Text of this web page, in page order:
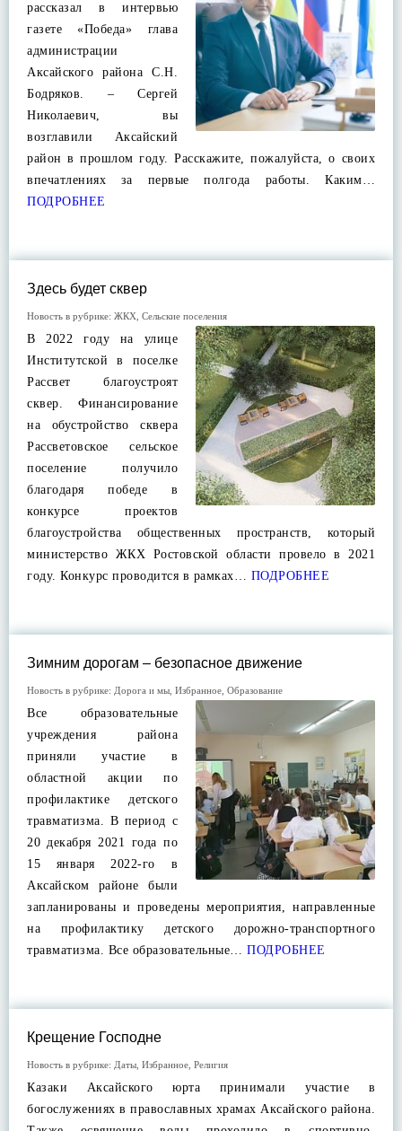
рассказал в интервью
газете «Победа» глава
администрации
Аксайского района С.Н.
Бодряков. – Сергей
Николаевич, вы
возглавили Аксайский
район в прошлом году. Расскажите, пожалуйста, о своих
впечатлениях за первые полгода работы. Каким…
ПОДРОБНЕЕ
Здесь будет сквер
Новость в рубрике: ЖКХ Сельские поселения
В 2022 году на улице
Институтской в поселке
Рассвет благоустроят
сквер. Финансирование
на обустройство сквера
Рассветовское сельское
поселение получило
благодаря победе в
конкурсе проектов
благоустройства общественных пространств, который
министерство ЖКХ Ростовской области провело в 2021
году. Конкурс проводится в рамках… ПОДРОБНЕЕ
Зимним дорогам – безопасное движение
Новость в рубрике: Дорога и мы Избранное Образование
Все образовательные
учреждения района
приняли участие в
областной акции по
профилактике детского
травматизма. В период с
20 декабря 2021 года по
15 января 2022-го в
Аксайском районе были
запланированы и проведены мероприятия, направленные
на профилактику детского дорожно-транспортного
травматизма. Все образовательные… ПОДРОБНЕЕ
Крещение Господне
Новость в рубрике: Даты Избранное Религия
Казаки Аксайского юрта принимали участие в
богослужениях в православных храмах Аксайского района.